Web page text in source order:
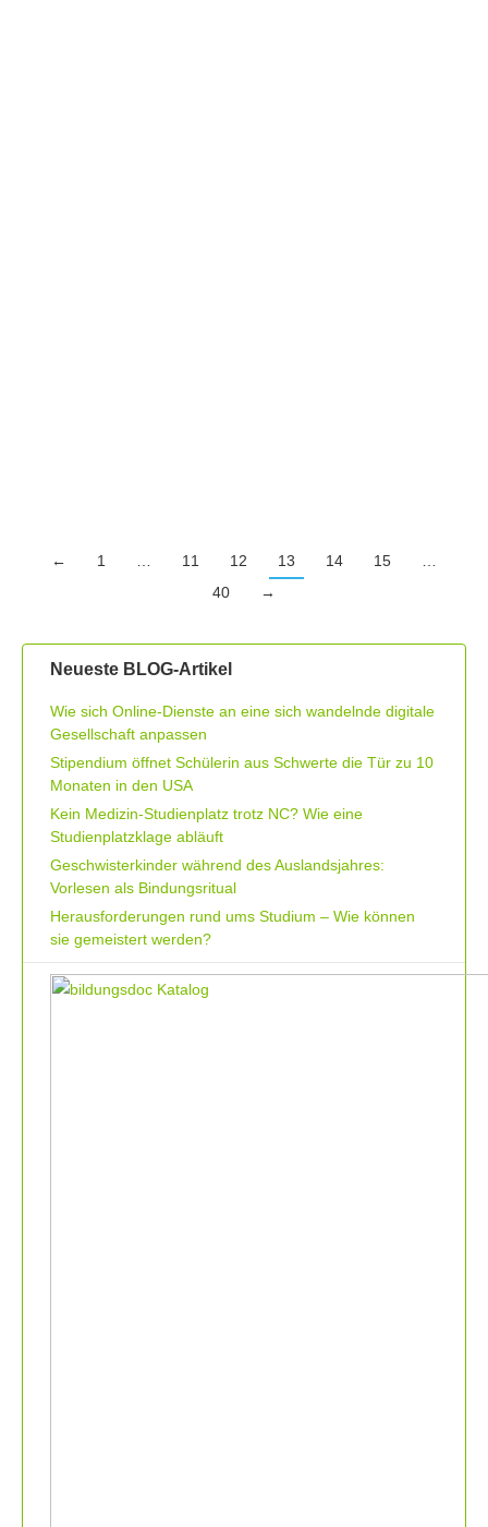
← 1 … 11 12 13 14 15
…
40
→
Neueste BLOG-Artikel
Wie sich Online-Dienste an eine sich wandelnde digitale
Gesellschaft anpassen
Stipendium öffnet Schülerin aus Schwerte die Tür zu 10
Monaten in den USA
Kein Medizin-Studienplatz trotz NC? Wie eine
Studienplatzklage abläuft
Geschwisterkinder während des Auslandsjahres:
Vorlesen als Bindungsritual
Herausforderungen rund ums Studium – Wie können
sie gemeistert werden?